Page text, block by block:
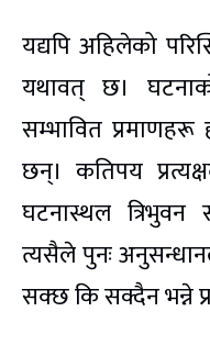
यद्यपि अहिलेको
यथावत् छ।
सम्भावित
छन्। कतिपय
घटनास्थल
त्यसैले पुनः
सक्छ कि सक्दैन भन्ने